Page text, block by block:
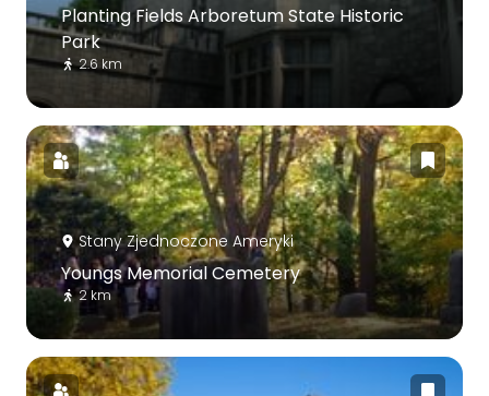
Planting Fields Arboretum State Historic
Park
2.6 km
Stany Zjednoczone Ameryki
Youngs Memorial Cemetery
2 km